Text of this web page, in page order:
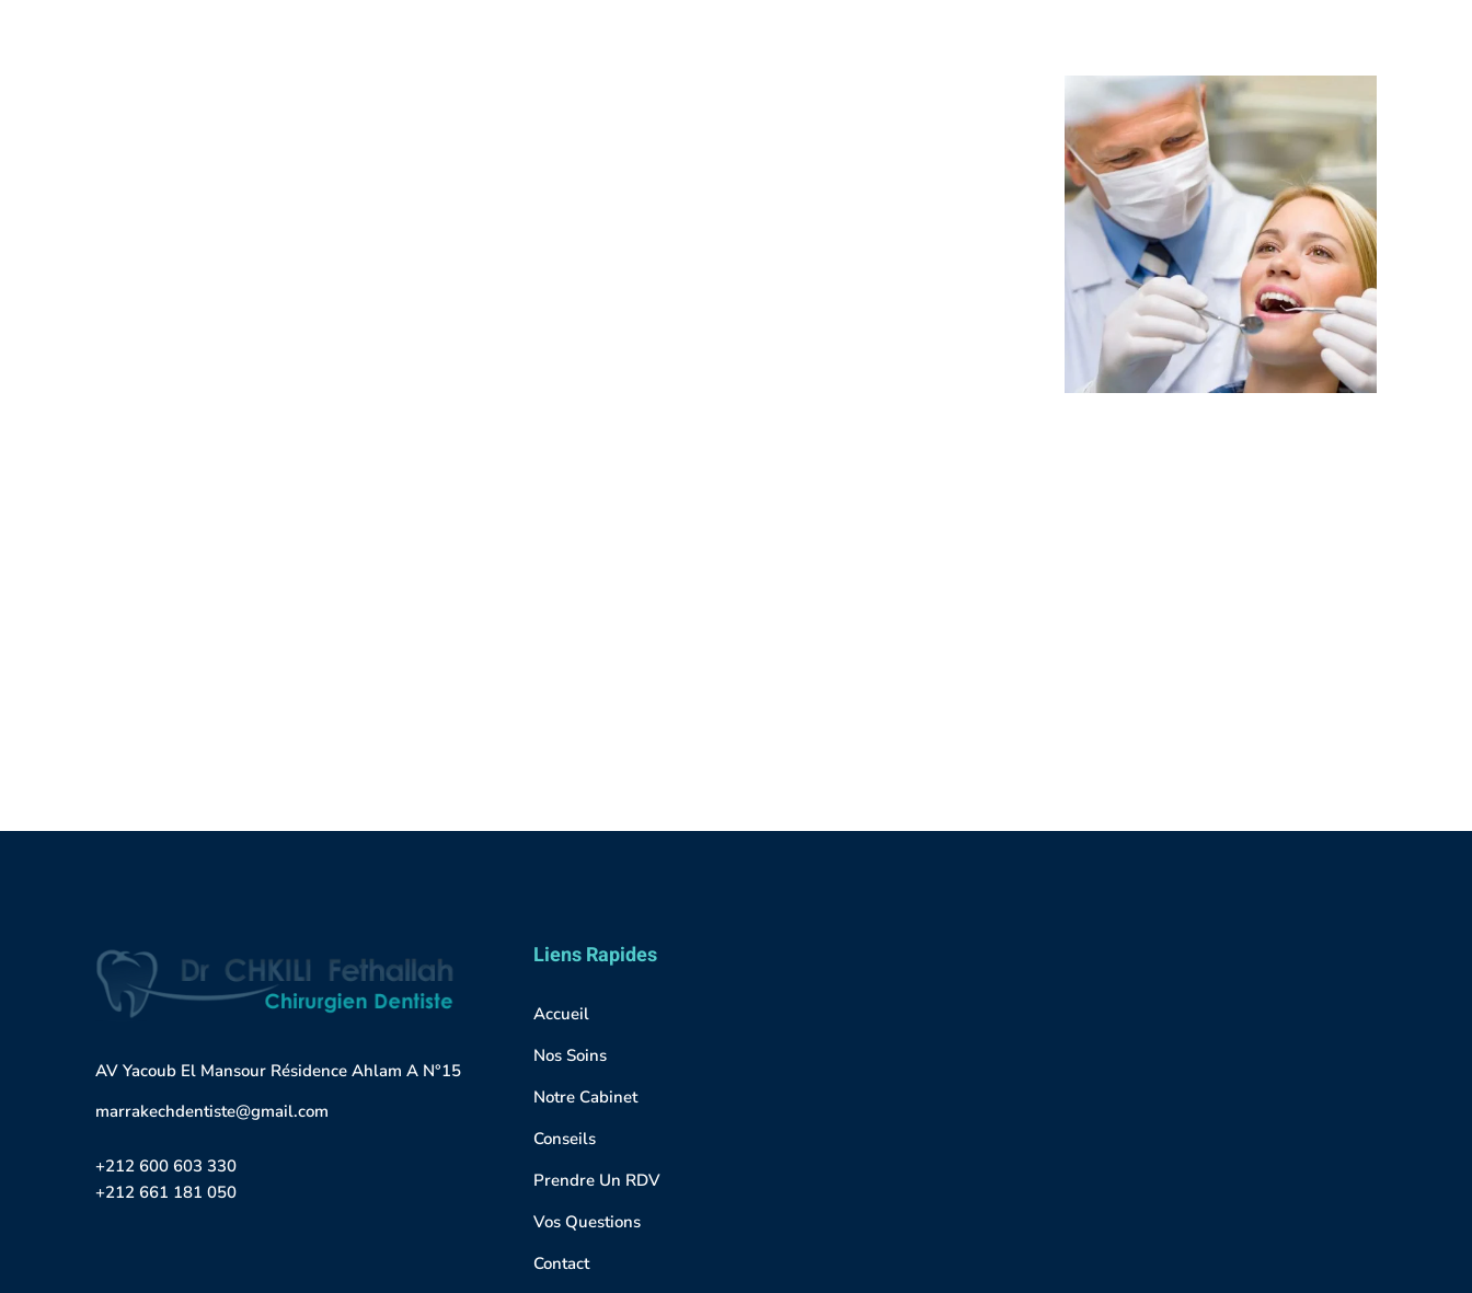
AV Yacoub El Mansour Résidence Ahlam A N°15
marrakechdentiste@gmail.com
+212 600 603 330
+212 661 181 050
Liens Rapides
Accueil
Nos Soins
Notre Cabinet
Conseils
Prendre Un RDV
Vos Questions
Contact